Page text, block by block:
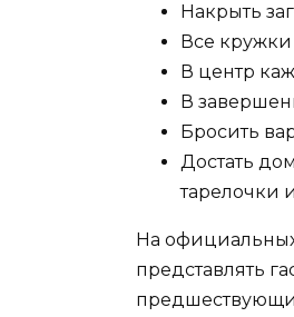
Накрыть
Все кружки
В центр
В
Бросить
Достать
тарелочки
На
представлять